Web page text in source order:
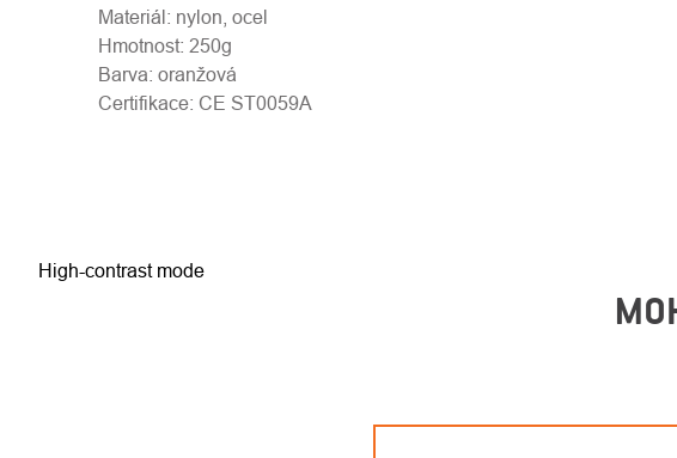
Materiál: nylon, ocel
Hmotnost: 250g
Barva: oranžová
Certifikace: CE ST0059A
High-contrast mode